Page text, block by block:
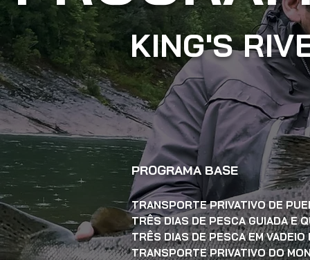
KING'S
PROGRAMA BASE
TRANSPORTE PRIVATIVO DE
TRÊS DIAS DE PESCA GUIADA E
TRÊS DIAS DE PESCA EM
TRANSPORTE PRIVATIVO DO